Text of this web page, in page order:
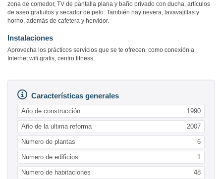
zona de comedor, TV de pantalla plana y baño privado con ducha, artículos
de aseo gratuitos y secador de pelo. También hay nevera, lavavajillas y
horno, además de cafetera y hervidor.
Instalaciones
Aprovecha los prácticos servicios que se te ofrecen, como conexión a
Internet wifi gratis, centro fitness.
Características generales
Año de construcción 1990
Año de la ultima reforma 2007
Numero de plantas 6
Numero de edificios 1
Numero de habitaciones 48